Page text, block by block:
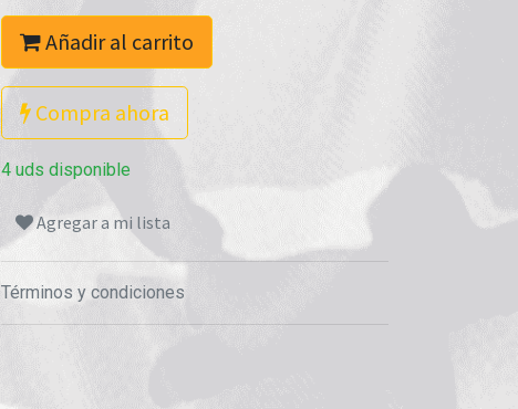
Añadir al carrito
Compra ahora
4 uds disponible
Agregar a mi lista
Términos y condiciones